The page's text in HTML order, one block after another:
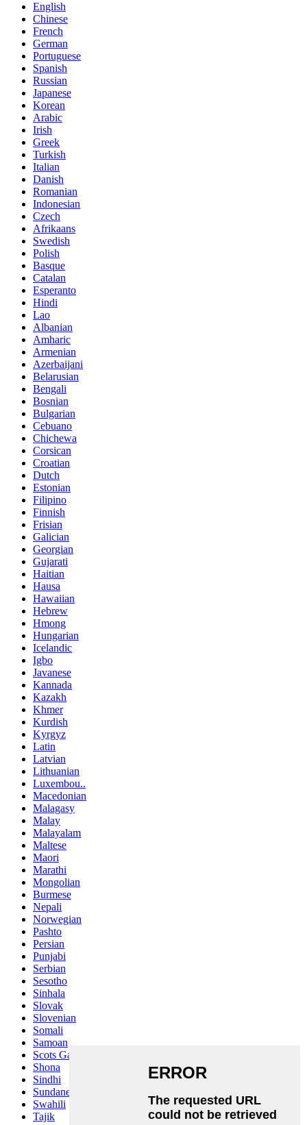
English
Chinese
French
German
Portuguese
Spanish
Russian
Japanese
Korean
Arabic
Irish
Greek
Turkish
Italian
Danish
Romanian
Indonesian
Czech
Afrikaans
Swedish
Polish
Basque
Catalan
Esperanto
Hindi
Lao
Albanian
Amharic
Armenian
Azerbaijani
Belarusian
Bengali
Bosnian
Bulgarian
Cebuano
Chichewa
Corsican
Croatian
Dutch
Estonian
Filipino
Finnish
Frisian
Galician
Georgian
Gujarati
Haitian
Hausa
Hawaiian
Hebrew
Hmong
Hungarian
Icelandic
Igbo
Javanese
Kannada
Kazakh
Khmer
Kurdish
Kyrgyz
Latin
Latvian
Lithuanian
Luxembou..
Macedonian
Malagasy
Malay
Malayalam
Maltese
Maori
Marathi
Mongolian
Burmese
Nepali
Norwegian
Pashto
Persian
Punjabi
Serbian
Sesotho
Sinhala
Slovak
Slovenian
Somali
Samoan
Scots Gaelic
Shona
Sindhi
Sundanese
Swahili
Tajik